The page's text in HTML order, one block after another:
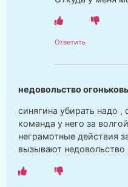
Ответить
недовольство
синягина убирать надо ,
команда у него за
неграмотные действия
вызывают